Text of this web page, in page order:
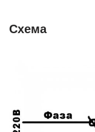
Схема